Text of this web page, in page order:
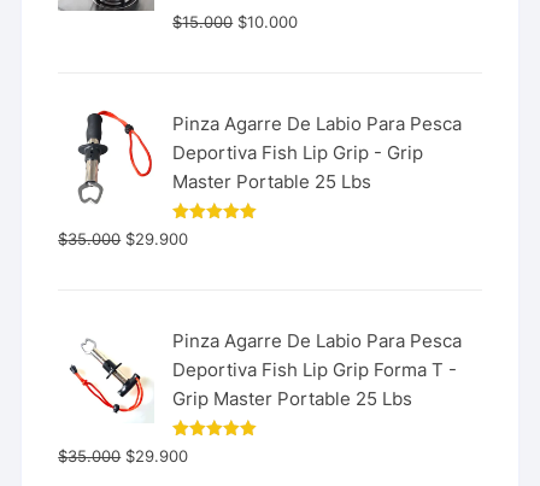
$15.000 $10.000
Pinza Agarre De Labio Para Pesca
Deportiva Fish Lip Grip - Grip
Master Portable 25 Lbs
Valorado
con
$35.000 $29.900
Pinza Agarre De Labio Para Pesca
Deportiva Fish Lip Grip Forma T -
Grip Master Portable 25 Lbs
Valorado
con
$35.000 $29.900